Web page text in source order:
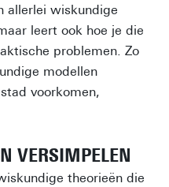
allerlei wiskundige
leert ook hoe je die
problemen. Zo
modellen
voorkomen,
VERSIMPELEN
theorieën die